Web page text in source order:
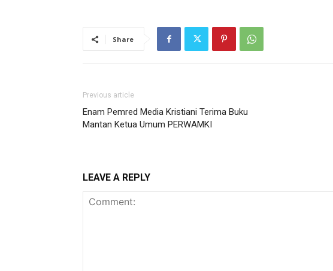
Share
Previous article
Enam Pemred Media Kristiani Terima Buku
Mantan Ketua Umum PERWAMKI
LEAVE A REPLY